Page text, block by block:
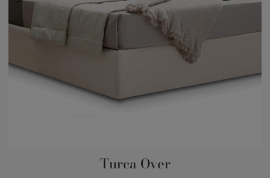
Turca Over